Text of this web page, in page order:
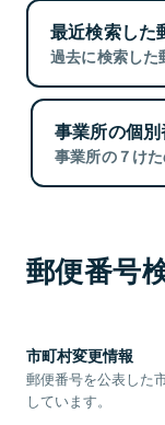
最近検索した
過去に検索した
事業所の個
事業所の７け
郵便番号
市町村変更情報
郵便番号を公表した
しています。